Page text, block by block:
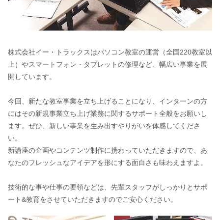
株式会社イー・トラックスはパソコン教室の運営（全国220教室以
上）やスマートフォン・タブレットの修理など、幅広い事業を展
開しています。
今回、新たな教室事業を立ち上げることになり、インターンの方
にはその新規事業立ち上げ業務に関するサポート全般をお願いし
ます。ぜひ、新しい事業を生み出すやりがいを体感してくださ
い。
新講座の企画やコンテンツ制作に携わっていただきますので、あ
なたのフレッシュなアイデアを形にする面白さも味わえますよ。
技術的な事や仕事の要領などは、先輩スタッフがしっかりとサポ
ート&教育をさせていただきますのでご安心ください。